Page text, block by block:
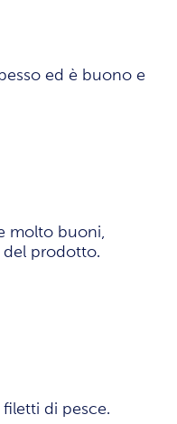
ed è buono e
molto buoni,
del prodotto.
di pesce.